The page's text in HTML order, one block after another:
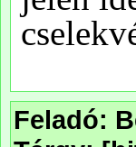
Feladó: